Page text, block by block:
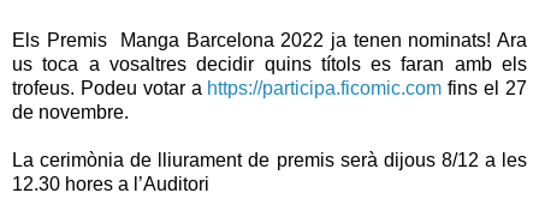
Els Premis Manga Barcelona 2022 ja tenen nominats! Ara
us toca a vosaltres decidir quins títols es faran amb els
trofeus. Podeu votar a https://participa.ficomic.com fins el 27
de novembre.
La cerimònia de lliurament de premis serà dijous 8/12 a les
12.30 hores a l’Auditori